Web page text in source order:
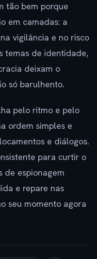
tão bem porque
em camadas: a
vigilância e no risco
temas de identidade,
deixam o
só barulhento.
pelo ritmo e pelo
ordem simples e
e diálogos.
para curtir o
de espionagem
e repare nas
seu momento agora